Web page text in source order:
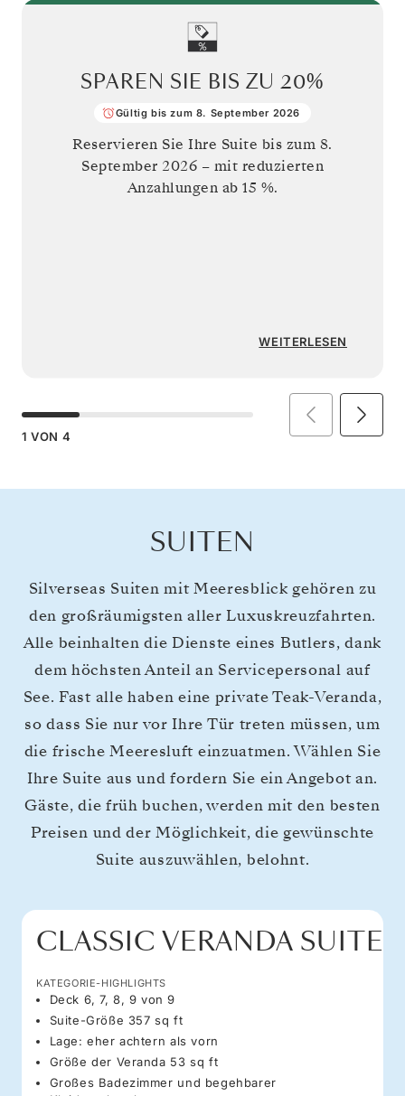
SPAREN SIE BIS ZU 20%
Gültig bis zum 8. September 2026
Reservieren Sie Ihre Suite bis zum 8.
September 2026 – mit reduzierten
Anzahlungen ab 15 %.
WEITERLESEN
1 VON 4
SUITEN
Silverseas Suiten mit Meeresblick gehören zu
den großräumigsten aller Luxuskreuzfahrten.
Alle beinhalten die Dienste eines Butlers, dank
dem höchsten Anteil an Servicepersonal auf
See. Fast alle haben eine private Teak-Veranda,
so dass Sie nur vor Ihre Tür treten müssen, um
die frische Meeresluft einzuatmen. Wählen Sie
Ihre Suite aus und fordern Sie ein Angebot an.
Gäste, die früh buchen, werden mit den besten
Preisen und der Möglichkeit, die gewünschte
Suite auszuwählen, belohnt.
CLASSIC VERANDA SUITE
KATEGORIE-HIGHLIGHTS
Deck 6, 7, 8, 9 von 9
Suite-Größe 357 sq ft
Lage: eher achtern als vorn
Größe der Veranda 53 sq ft
Großes Badezimmer und begehbarer